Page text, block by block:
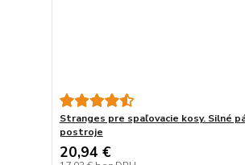
Stranges pre spaľovacie kosy. Silné
postroje
20,94 €